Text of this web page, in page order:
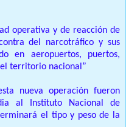
operativa y de reacción de
del narcotráfico y sus
en aeropuertos, puertos,
territorio nacional”
nueva operación fueron
al Instituto Nacional de
el tipo y peso de la